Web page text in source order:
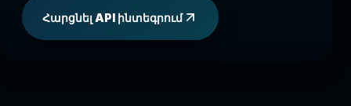
Հարցնել API ինտեգրում